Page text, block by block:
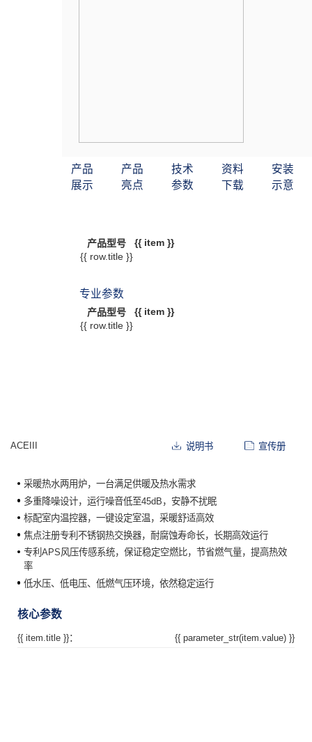
产品
展示
产品
亮点
技术
参数
资料
下载
安装
示意
产品型号
{{ item }}
{{ row.title }}
专业参数
产品型号
{{ item }}
{{ row.title }}
ACEIII 说明书 宣传册
采暖热水两用炉，一台满足供暖及热水需求
多重降噪设计，运行噪音低至45dB，安静不扰眠
标配室内温控器，一键设定室温，采暖舒适高效
焦点注册专利不锈钢热交换器，耐腐蚀寿命长，长期高效运行
专利APS风压传感系统，保证稳定空燃比，节省燃气量，提高热效
率
低水压、低电压、低燃气压环境，依然稳定运行
核心参数
{{ item.title }}： {{ parameter_str(item.value) }}